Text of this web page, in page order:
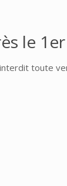
le
toute